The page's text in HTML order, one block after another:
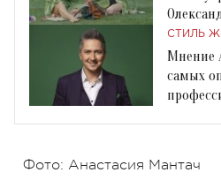
СТИЛЬ
Мнение
самых
Фото: Анастасия Мантач